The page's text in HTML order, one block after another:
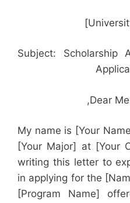
Subject: Scholarship
Dear
My name is [Your
[Your Major] at [Your
writing this letter to
in applying for the
[Program Name]